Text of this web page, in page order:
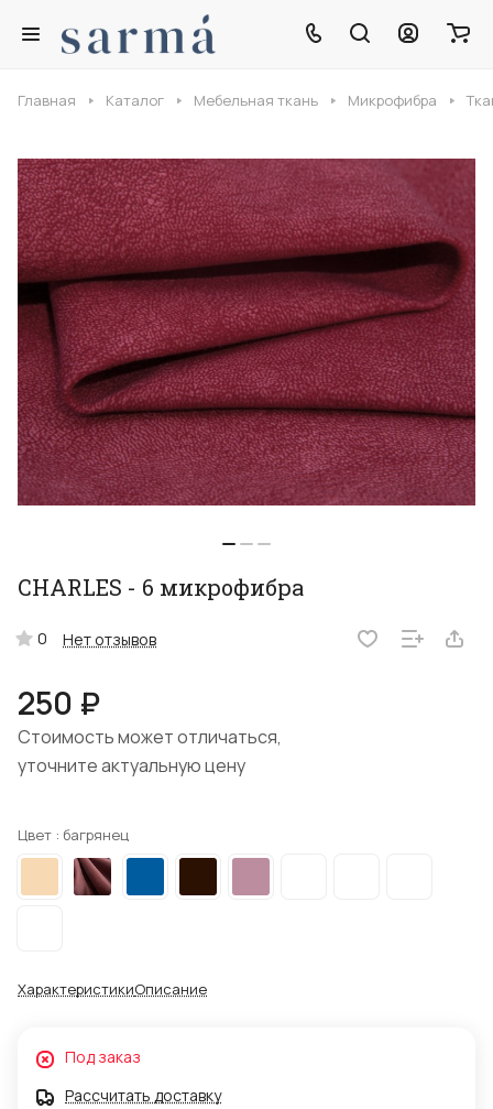
Главная Каталог Мебельная ткань Микрофибра
CHARLES - 6 микрофибра
0 Нет отзывов
250 ₽
Стоимость может отличаться,
уточните актуальную цену
Цвет : багрянец
ХарактеристикиОписание
Под заказ
Рассчитать доставку